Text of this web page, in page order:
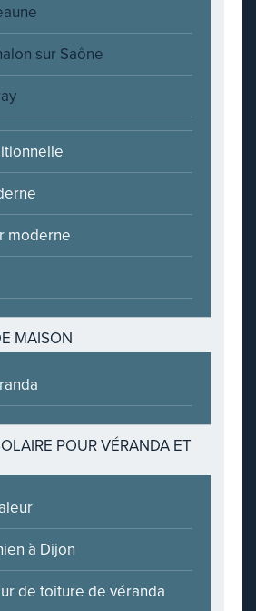
sur Saône
moderne
MAISON
POUR VÉRANDA ET
à Dijon
de toiture de véranda